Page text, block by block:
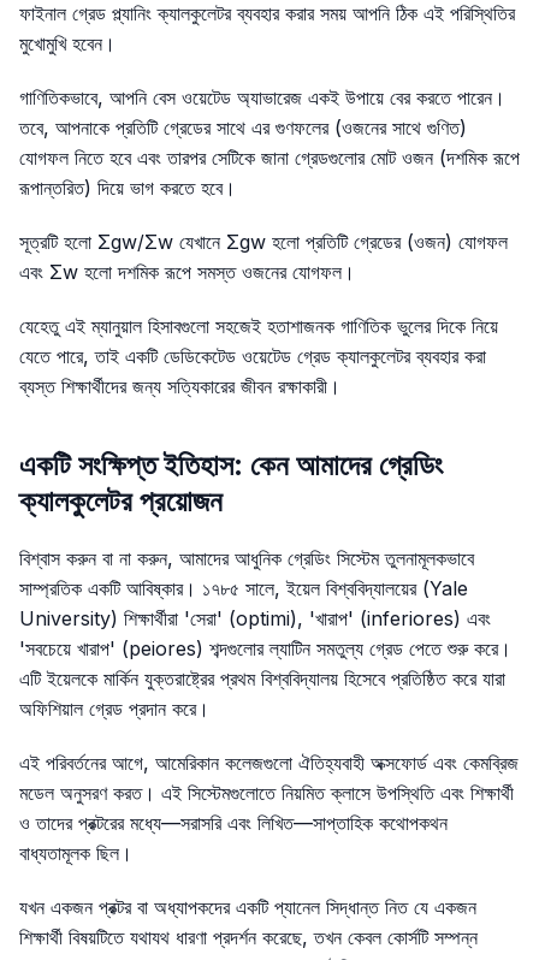
ফাইনাল গ্রেড প্ল্যানিং ক্যালকুলেটর ব্যবহার করার সময় আপনি ঠিক এই পরিস্থিতির
মুখোমুখি হবেন।
গাণিতিকভাবে, আপনি বেস ওয়েটেড অ্যাভারেজ একই উপায়ে বের করতে পারেন।
তবে, আপনাকে প্রতিটি গ্রেডের সাথে এর গুণফলের (ওজনের সাথে গুণিত)
যোগফল নিতে হবে এবং তারপর সেটিকে জানা গ্রেডগুলোর মোট ওজন (দশমিক রূপে
রূপান্তরিত) দিয়ে ভাগ করতে হবে।
সূত্রটি হলো Σgw/Σw যেখানে Σgw হলো প্রতিটি গ্রেডের (ওজন) যোগফল
এবং Σw হলো দশমিক রূপে সমস্ত ওজনের যোগফল।
যেহেতু এই ম্যানুয়াল হিসাবগুলো সহজেই হতাশাজনক গাণিতিক ভুলের দিকে নিয়ে
যেতে পারে, তাই একটি ডেডিকেটেড ওয়েটেড গ্রেড ক্যালকুলেটর ব্যবহার করা
ব্যস্ত শিক্ষার্থীদের জন্য সত্যিকারের জীবন রক্ষাকারী।
একটি সংক্ষিপ্ত ইতিহাস: কেন আমাদের গ্রেডিং
ক্যালকুলেটর প্রয়োজন
বিশ্বাস করুন বা না করুন, আমাদের আধুনিক গ্রেডিং সিস্টেম তুলনামূলকভাবে
সাম্প্রতিক একটি আবিষ্কার। ১৭৮৫ সালে, ইয়েল বিশ্ববিদ্যালয়ের (Yale
University) শিক্ষার্থীরা 'সেরা' (optimi), 'খারাপ' (inferiores) এবং
'সবচেয়ে খারাপ' (peiores) শব্দগুলোর ল্যাটিন সমতুল্য গ্রেড পেতে শুরু করে।
এটি ইয়েলকে মার্কিন যুক্তরাষ্ট্রের প্রথম বিশ্ববিদ্যালয় হিসেবে প্রতিষ্ঠিত করে যারা
অফিশিয়াল গ্রেড প্রদান করে।
এই পরিবর্তনের আগে, আমেরিকান কলেজগুলো ঐতিহ্যবাহী অক্সফোর্ড এবং কেমব্রিজ
মডেল অনুসরণ করত। এই সিস্টেমগুলোতে নিয়মিত ক্লাসে উপস্থিতি এবং শিক্ষার্থী
ও তাদের প্রক্টরের মধ্যে—সরাসরি এবং লিখিত—সাপ্তাহিক কথোপকথন
বাধ্যতামূলক ছিল।
যখন একজন প্রক্টর বা অধ্যাপকদের একটি প্যানেল সিদ্ধান্ত নিত যে একজন
শিক্ষার্থী বিষয়টিতে যথাযথ ধারণা প্রদর্শন করেছে, তখন কেবল কোর্সটি সম্পন্ন